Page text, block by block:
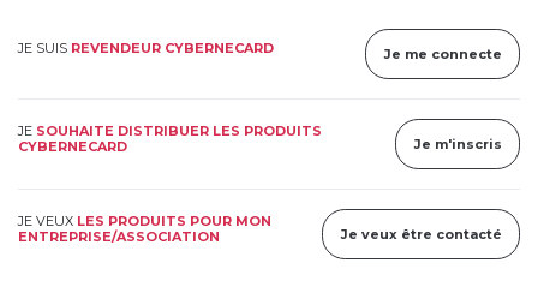
JE SUIS REVENDEUR CYBERNECARD Je me connecte
JE SOUHAITE DISTRIBUER LES PRODUITS
CYBERNECARD
Je m'inscris
JE VEUX LES PRODUITS POUR MON
ENTREPRISE/ASSOCIATION
Je veux être contacté